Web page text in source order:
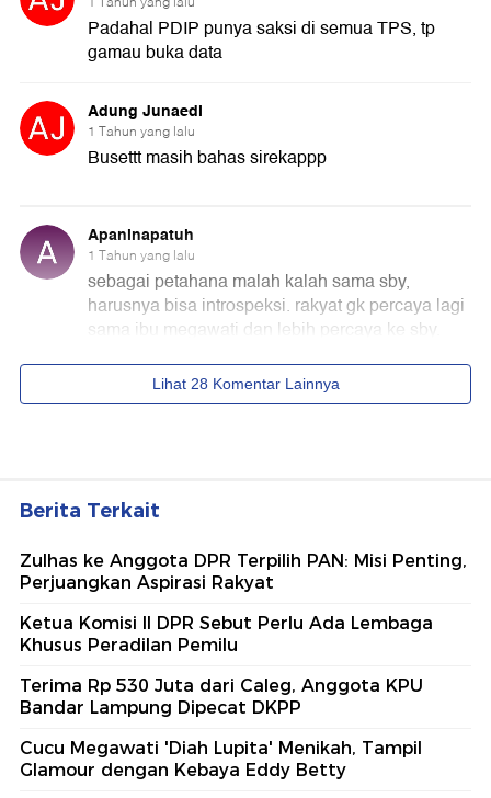
Berita Terkait
Zulhas ke Anggota DPR Terpilih PAN: Misi Penting,
Perjuangkan Aspirasi Rakyat
Ketua Komisi II DPR Sebut Perlu Ada Lembaga
Khusus Peradilan Pemilu
Terima Rp 530 Juta dari Caleg, Anggota KPU
Bandar Lampung Dipecat DKPP
Cucu Megawati 'Diah Lupita' Menikah, Tampil
Glamour dengan Kebaya Eddy Betty